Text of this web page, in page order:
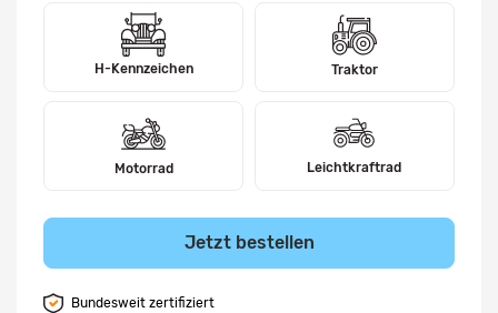
H-Kennzeichen Traktor
Motorrad Leichtkraftrad
Jetzt bestellen
Bundesweit zertifiziert